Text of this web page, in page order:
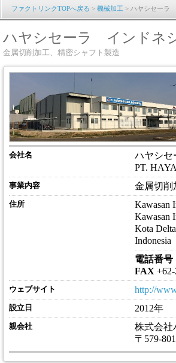
ファクトリンクTOPへ戻る > 機械加工 > ハヤシセーラ
ハヤシセーラ インドネ
金属切削加工、精密シャフト製造
会社名
ハヤシ
PT.
事業内容 金属切削
住所
Kawasan
Kawasan
Kota
Indonesia
電話番号
FAX
ウェブサイト http://
設立日 2012年
親会社
株式会社
〒579-